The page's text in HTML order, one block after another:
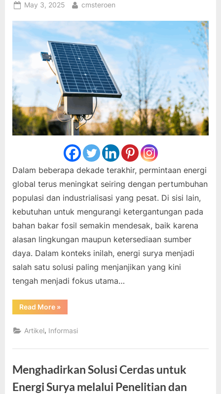
Posted
May 3, 2025 By
cmsteroen
Dalam beberapa dekade terakhir, permintaan energi
global terus meningkat seiring dengan pertumbuhan
populasi dan industrialisasi yang pesat. Di sisi lain,
kebutuhan untuk mengurangi ketergantungan pada
bahan bakar fosil semakin mendesak, baik karena
alasan lingkungan maupun ketersediaan sumber
daya. Dalam konteks inilah, energi surya menjadi
salah satu solusi paling menjanjikan yang kini
tengah menjadi fokus utama…
Read More“Energi
Surya
Solusi
Kebutuhan
Masa
»
Artikel, Informasi
Menghadirkan Solusi Cerdas untuk
Energi Surya melalui Penelitian dan